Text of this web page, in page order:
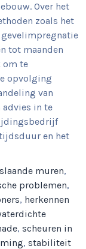
Over het
zoals het
tot maanden
om te
opvolging
van
advies in te
en het
muren,
problemen,
, herkennen
,scheuren in
,stabiliteit